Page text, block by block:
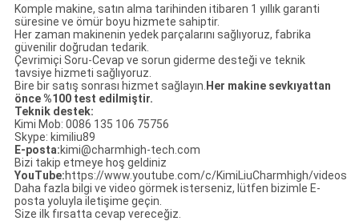
Komple makine, satın alma tarihinden itibaren 1 yıllık garanti
süresine ve ömür boyu hizmete sahiptir.
Her zaman makinenin yedek parçalarını sağlıyoruz, fabrika
güvenilir doğrudan tedarik.
Çevrimiçi Soru-Cevap ve sorun giderme desteği ve teknik
tavsiye hizmeti sağlıyoruz.
Bire bir satış sonrası hizmet sağlayın. Her makine sevkıyattan
önce %100 test edilmiştir.
Teknik destek:
Kimi Mob: 0086 135 106 75756
Skype: kimiliu89
E-posta:kimi@charmhigh-tech.com
Bizi takip etmeye hoş geldiniz
YouTube:https://www.youtube.com/c/KimiLiuCharmhigh/videos
Daha fazla bilgi ve video görmek isterseniz, lütfen bizimle E-
posta yoluyla iletişime geçin.
Size ilk fırsatta cevap vereceğiz.